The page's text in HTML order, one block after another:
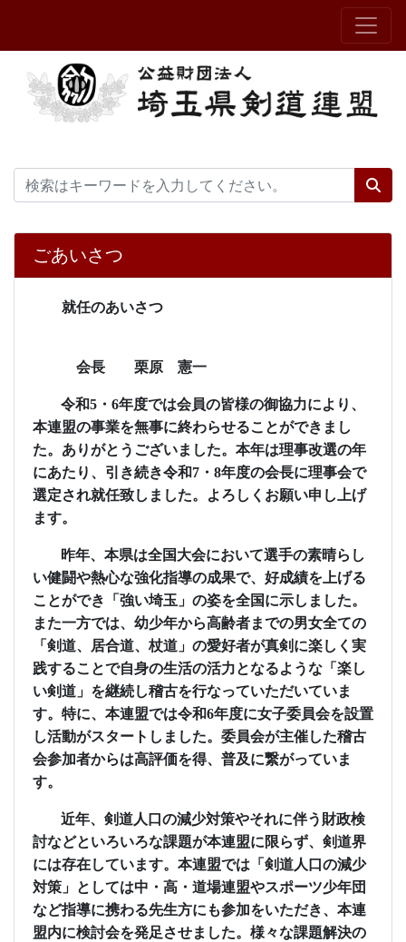
ごあいさつ
就任のあいさつ
会長 栗原 憲一
令和5・ 6年度では会員の皆様の御協力により、
本連盟の事業を無事に終わらせることができまし
た。ありがとうございました。本年は理事改選の年
にあたり、引き続き令和7 ・ 8年度の会長に理事会で
選定され就任致しました。よろしくお願い申し上げ
ます。
昨年、本県は全国大会において選手の素晴らし
い健闘や熱心な強化指導の成果で、好成績を上げる
ことができ「強い埼玉」の姿を全国に示しました。
また一方では、幼少年から高齢者までの男女全ての
「剣道、居合道、杖道」の愛好者が真剣に楽しく実
践することで自身の生活の活力となるような「楽し
い剣道」を継続し稽古を行なっていただいていま
す。特に、本連盟では令和6年度に女子委員会を設置
し活動がスタートしました。委員会が主催した稽古
会参加者からは高評価を得、普及に繋がっていま
す。
近年、剣道人口の減少対策やそれに伴う財政検
討などといろいろな課題が本連盟に限らず、剣道界
には存在しています。本連盟では「剣道人口の減少
対策」としては中・高・道場連盟やスポーツ少年団
など指導に携わる先生方にも参加をいただき、本連
盟内に検討会を発足させました。様々な課題解決の